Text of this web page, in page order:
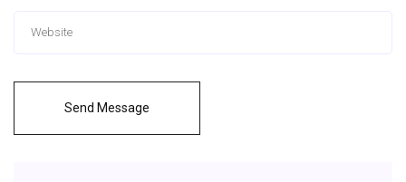
Send Message